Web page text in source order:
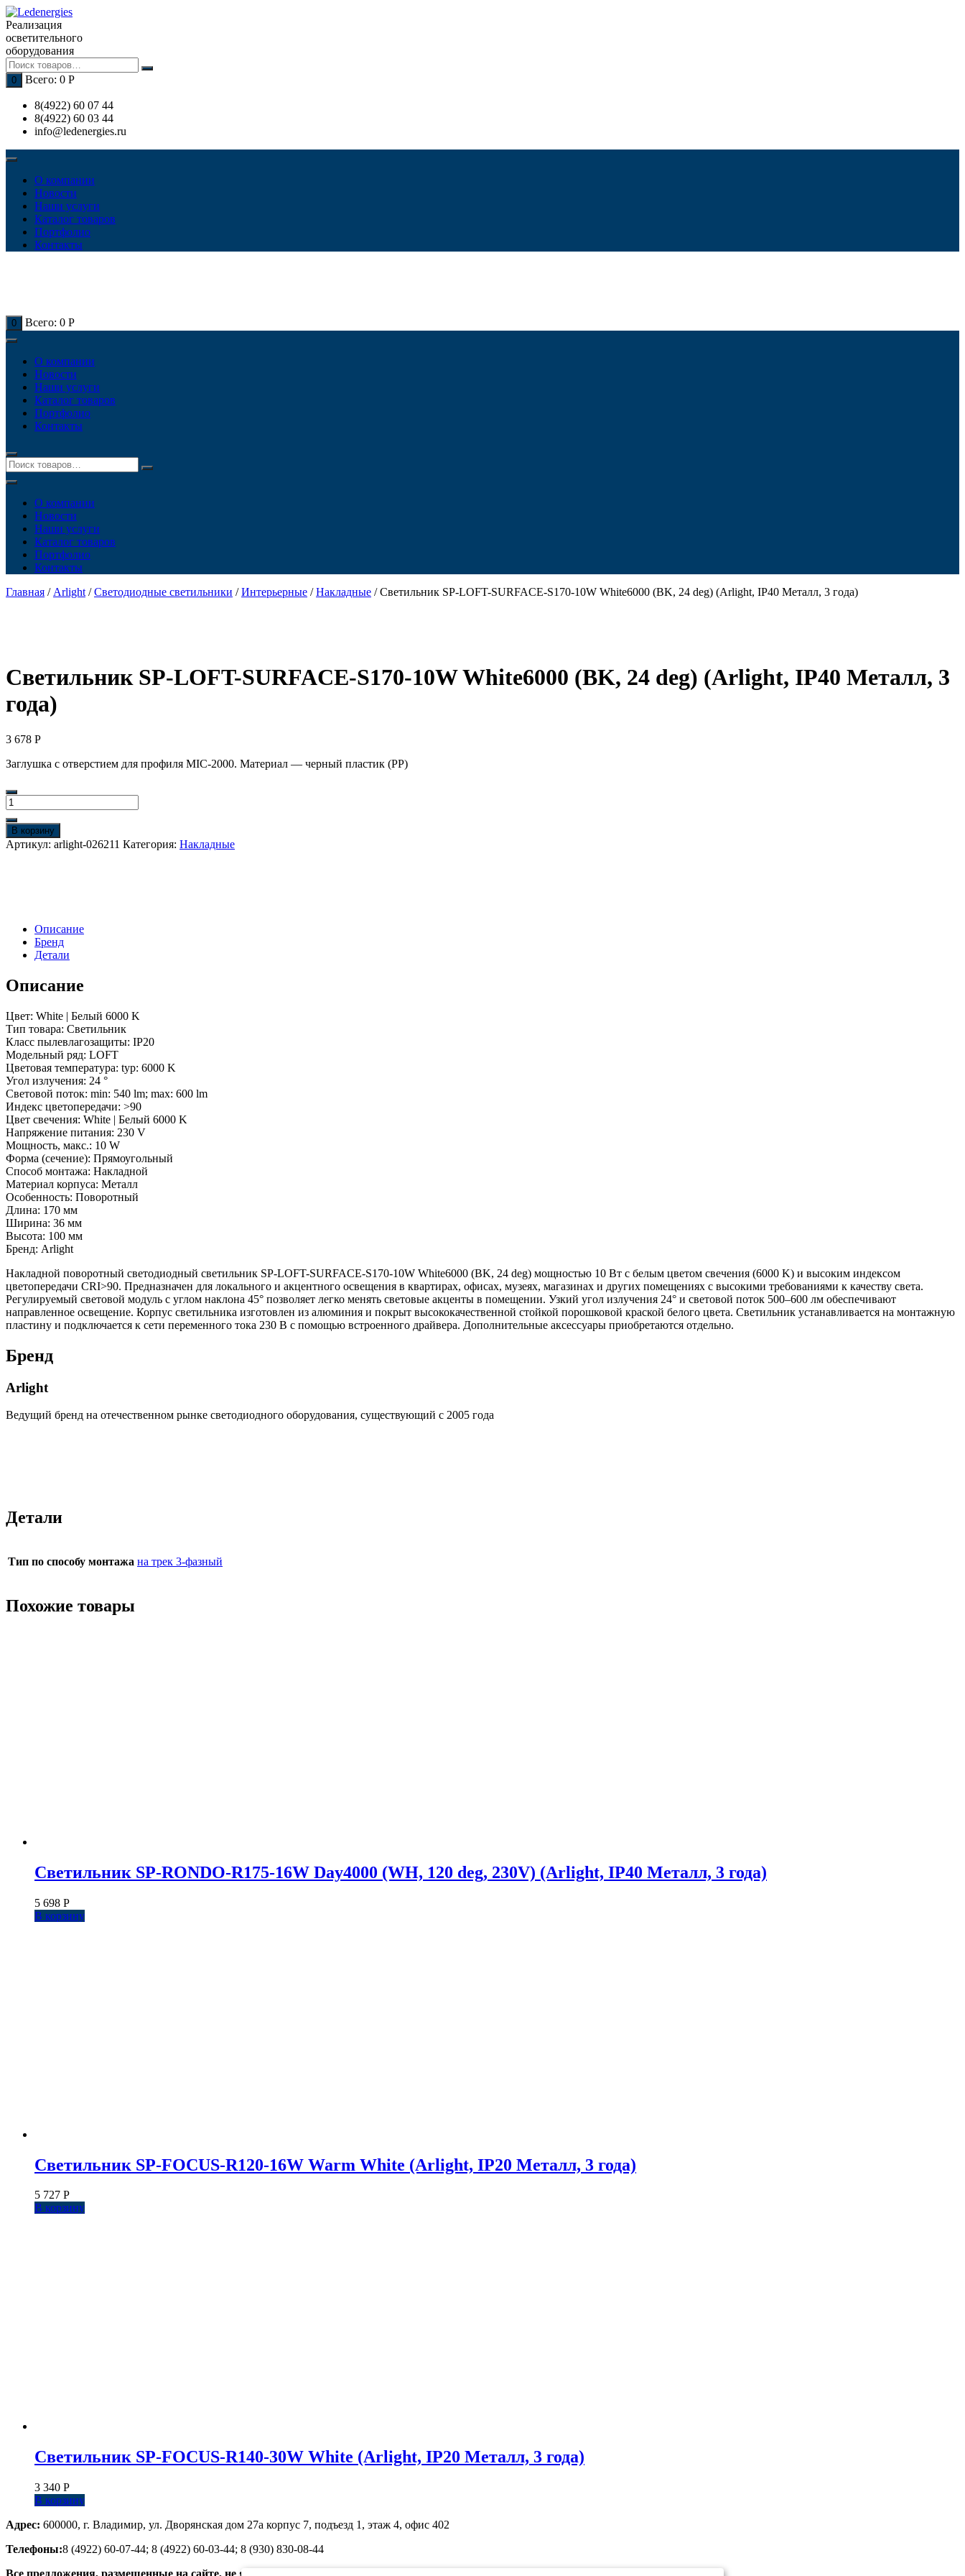
Перейти
к
содержимому
Реализация
осветительного
оборудования
0 Всего: 0 Р
8(4922) 60 07 44
8(4922) 60 03 44
info@ledenergies.ru
О компании
Новости
Наши услуги
Каталог товаров
Портфолио
Контакты
0 Всего: 0 Р
О компании
Новости
Наши услуги
Каталог товаров
Портфолио
Контакты
О компании
Новости
Наши услуги
Каталог товаров
Портфолио
Контакты
Главная / Arlight /Светодиодные светильники /Интерьерные /Накладные / Светильник SP-LOFT-SURFACE-S170-10W White6000 (BK, 24 deg) (Arlight, IP40 Металл, 3 года)
Светильник SP-LOFT-SURFACE-S170-10W White6000 (BK, 24 deg) (Arlight, IP40 Металл, 3
года)
3 678 Р
Заглушка с отверстием для профиля MIC-2000. Материал — черный пластик (PP)
Количество
товара
Светильник
SP-
LOFT-
deg)
(Arlight,
Металл,
3
В корзину
Артикул: arlight-026211 Категория: Накладные
Описание
Бренд
Детали
Описание
Цвет: White | Белый 6000 K
Тип товара: Светильник
Класс пылевлагозащиты: IP20
Модельный ряд: LOFT
Цветовая температура: typ: 6000 K
Угол излучения: 24 °
Световой поток: min: 540 lm; max: 600 lm
Индекс цветопередачи: >90
Цвет свечения: White | Белый 6000 K
Напряжение питания: 230 V
Мощность, макс.: 10 W
Форма (сечение): Прямоугольный
Способ монтажа: Накладной
Материал корпуса: Металл
Особенность: Поворотный
Длина: 170 мм
Ширина: 36 мм
Высота: 100 мм
Бренд: Arlight
Накладной поворотный светодиодный светильник SP-LOFT-SURFACE-S170-10W White6000 (BK, 24 deg) мощностью 10 Вт с белым цветом свечения (6000 K) и высоким индексом
цветопередачи CRI>90. Предназначен для локального и акцентного освещения в квартирах, офисах, музеях, магазинах и других помещениях с высокими требованиями к качеству света.
Регулируемый световой модуль с углом наклона 45° позволяет легко менять световые акценты в помещении. Узкий угол излучения 24° и световой поток 500–600 лм обеспечивают
направленное освещение. Корпус светильника изготовлен из алюминия и покрыт высококачественной стойкой порошковой краской белого цвета. Светильник устанавливается на монтажную
пластину и подключается к сети переменного тока 230 В с помощью встроенного драйвера. Дополнительные аксессуары приобретаются отдельно.
Бренд
Arlight
Ведущий бренд на отечественном рынке светодиодного оборудования, существующий с 2005 года
Детали
Тип по способу монтажа на трек 3-фазный
Похожие товары
Светильник SP-RONDO-R175-16W Day4000 (WH, 120 deg, 230V) (Arlight, IP40 Металл, 3 года)
5 698 Р
В корзину
Светильник SP-FOCUS-R120-16W Warm White (Arlight, IP20 Металл, 3 года)
5 727 Р
В корзину
Светильник SP-FOCUS-R140-30W White (Arlight, IP20 Металл, 3 года)
3 340 Р
В корзину
Адрес: 600000, г. Владимир, ул. Дворянская дом 27а корпус 7, подъезд 1, этаж 4, офис 402
Телефоны:8 (4922) 60-07-44; 8 (4922) 60-03-44; 8 (930) 830-08-44